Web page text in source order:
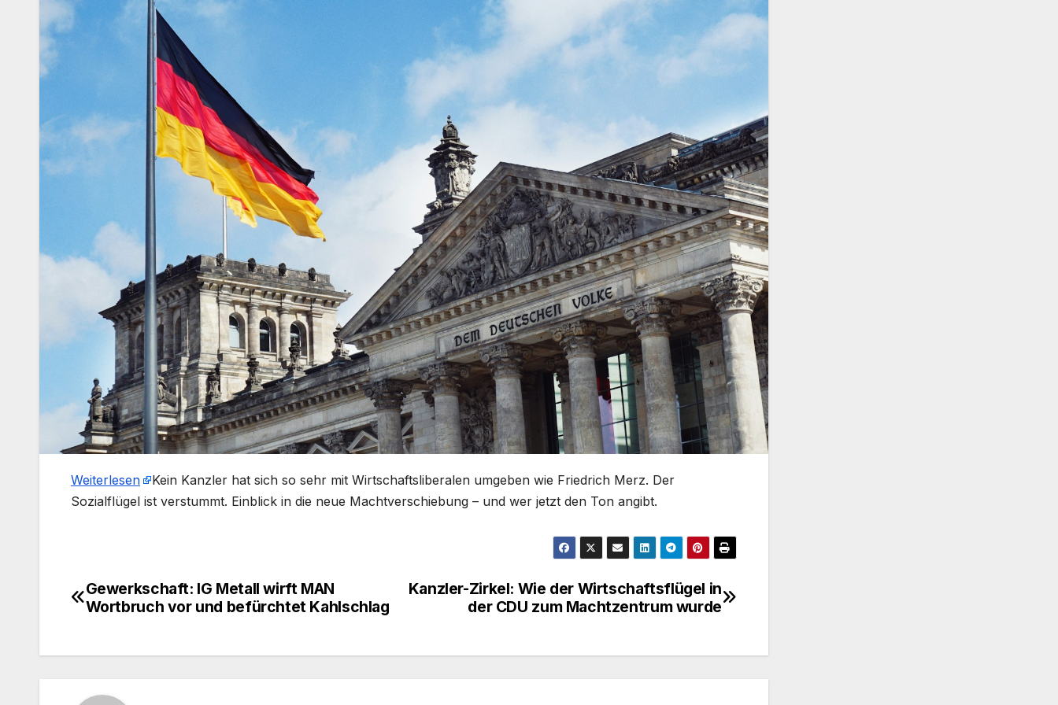
Weiterlesen
​Kein Kanzler hat sich so sehr mit Wirtschaftsliberalen umgeben wie Friedrich Merz. Der
Sozialflügel ist verstummt. Einblick in die neue Machtverschiebung – und wer jetzt den Ton angibt.
Beitragsnavigation
Kanzler-Zirkel: Wie der Wirtschaftsflügel in
der CDU zum Machtzentrum wurde
Gewerkschaft: IG Metall wirft MAN
Wortbruch vor und befürchtet Kahlschlag